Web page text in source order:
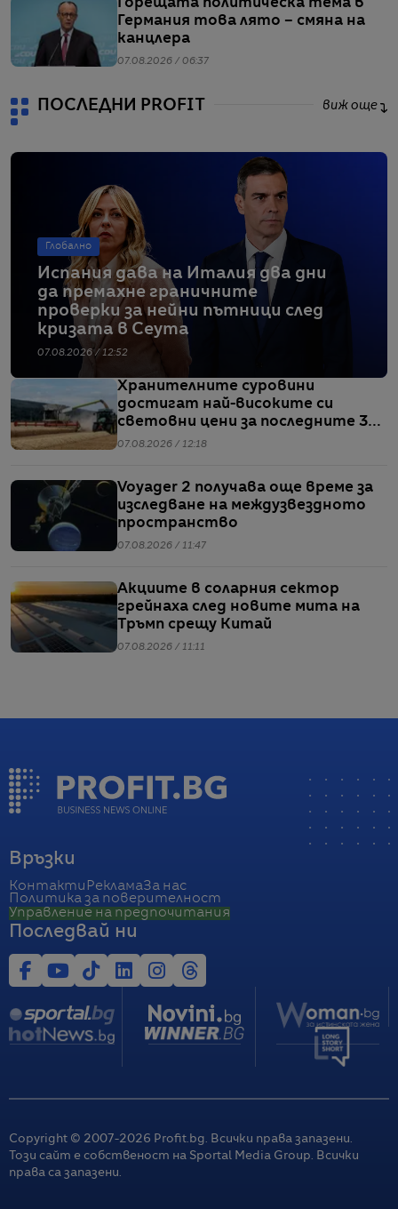
Горещата политическа тема в
Германия това лято – смяна на
канцлера
07.08.2026 / 06:37
ПОСЛЕДНИ PROFIT виж още
Глобално
Испания дава на Италия два дни
да премахне граничните
проверки за нейни пътници след
кризата в Сеута
07.08.2026 / 12:52
Хранителните суровини
достигат най-високите си
световни цени за последните 3
години
07.08.2026 / 12:18
Voyager 2 получава още време за
изследване на междузвездното
пространство
07.08.2026 / 11:47
Акциите в соларния сектор
грейнаха след новите мита на
Тръмп срещу Китай
07.08.2026 / 11:11
Връзки
Контакти РекламаЗа нас
Политика за поверителност
Управление на предпочитания
Последвай ни
Copyright © 2007-2026 Profit.bg. Всички права запазени.
Този сайт е собственост на Sportal Media Group. Всички
права са запазени.